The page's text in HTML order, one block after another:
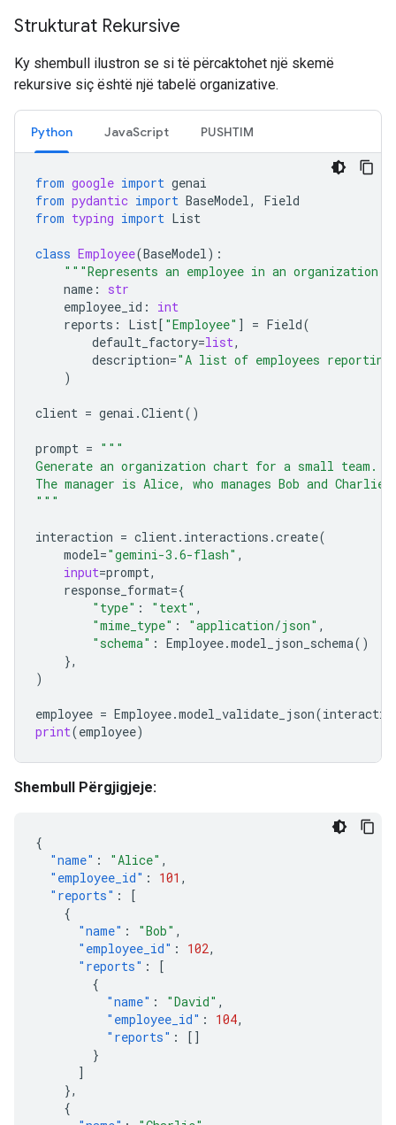
Strukturat Rekursive
Ky shembull ilustron se si të përcaktohet një skemë
rekursive siç është një tabelë organizative.
Python JavaScript PUSHTIM
from google import genai
from pydantic import BaseModel,
Field
from typing import List
class Employee(BaseModel):
"""Represents an employee in an
name :
str
employee_id :
int
reports : List[ "Employee" ] = Field(
default_factory=list,
description="A list of employees
)
client = genai .Client()
prompt = """
Generate an organization chart for a small team.
The manager is Alice, who manages Bob and Charlie.
"""
interaction = client. interactions .create(
model="gemini-3.6-flash" ,
input=prompt,
response_format={
"type" : "text" ,
"mime_type" : "application/json" ,
"schema" : Employee.model_json_schema()
},
)
employee = Employee.model_validate_json(
print(employee)
Shembull Përgjigjeje:
{
"name" : "Alice" ,
"employee_id" : 101 ,
"reports" :
[
{
"name" : "Bob" ,
"employee_id" : 102,
"reports" :
[
{
"name" : "David" ,
"employee_id" : 104,
"reports" :
[]
}
]
},
{